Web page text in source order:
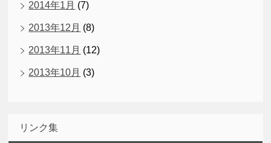
2014年1月 (7)
2013年12月 (8)
2013年11月 (12)
2013年10月 (3)
リンク集